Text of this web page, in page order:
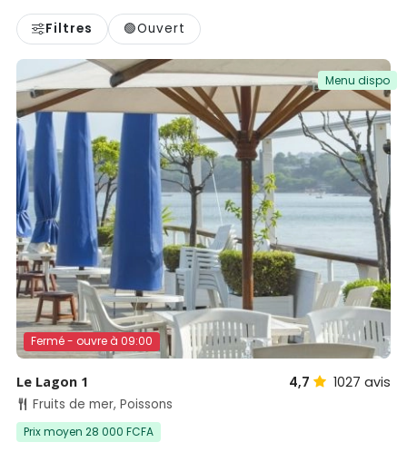
Filtres 🟢Ouvert
Fermé - ouvre à 09:00
Menu dispo
Le Lagon 1 4,7 1027 avis
Fruits de mer, Poissons
Prix moyen 28 000 FCFA